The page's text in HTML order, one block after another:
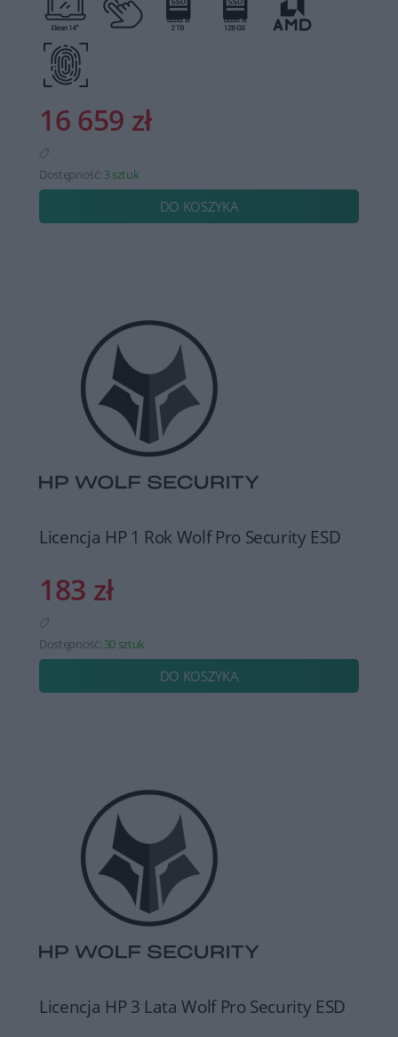
16 659 zł
Dostępność: 3 sztuk
DO KOSZYKA
Licencja HP 1 Rok Wolf Pro Security ESD
183 zł
Dostępność: 30 sztuk
DO KOSZYKA
Licencja HP 3 Lata Wolf Pro Security ESD